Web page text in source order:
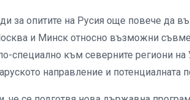
за опитите на Русия още повече да
и Минск относно възможни
специално към северните региони на
направление и потенциалната